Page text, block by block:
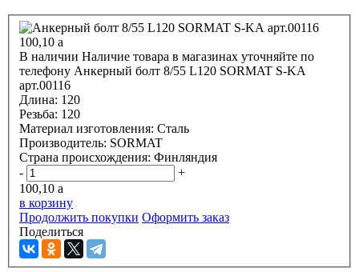
100,10 a
В наличии Наличие товара в магазинах уточняйте по
телефону Анкерный болт 8/55 L120 SORMAT S-KA
арт.00116
Длина: 120
Резьба: 120
Материал изготовления: Сталь
Производитель: SORMAT
Страна происхождения: Финляндия
-
+
100,10 a
в корзину
Продолжить покупки Оформить заказ
Поделиться